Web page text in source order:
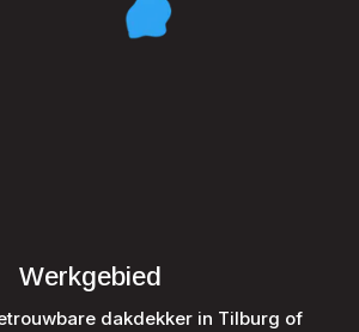
Werkgebied
dakdekker in Tilburg of